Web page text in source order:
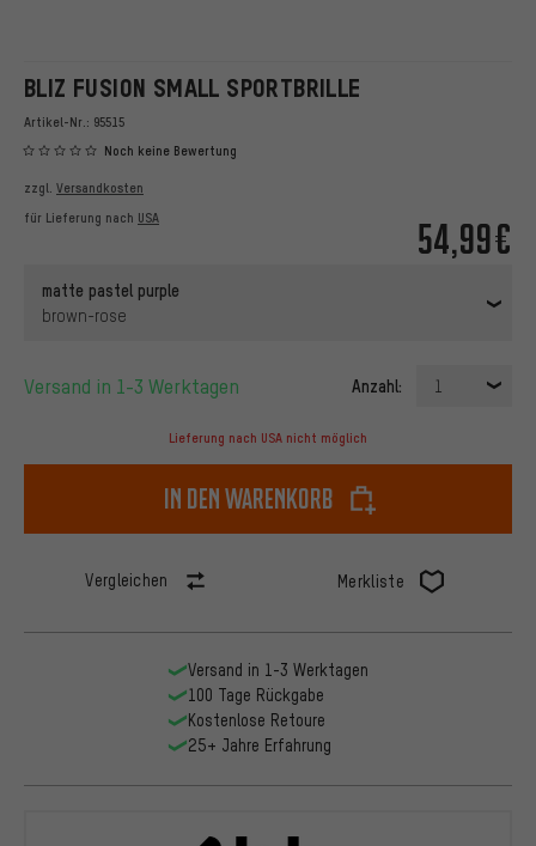
BLIZ FUSION SMALL SPORTBRILLE
Artikel-Nr.: 95515
Noch keine Bewertung
54,99€
zzgl. Versandkosten
für Lieferung nach USA
matte pastel purple
brown-rose
Versand in 1-3 Werktagen Anzahl: 1
Lieferung nach USA nicht möglich
In den Warenkorb
Vergleichen Merkliste
Versand in 1-3 Werktagen
100 Tage Rückgabe
Kostenlose Retoure
25+ Jahre Erfahrung